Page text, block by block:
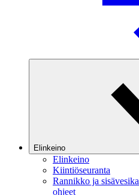
Elinkeino
Elinkeino
Kiintiöseuranta
Rannikko ja
ohjeet